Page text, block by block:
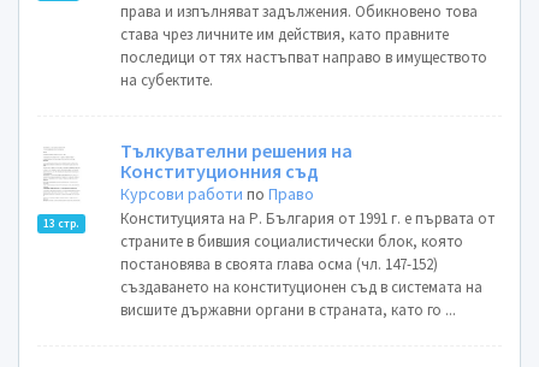
права и изпълняват задължения. Обикновено това
става чрез личните им действия, като правните
последици от тях настъпват направо в имуществото
на субектите.
13 стр.
Тълкувателни решения на
Конституционния съд
Курсови работи поПраво
Конституцията на Р. България от 1991 г. е първата от
страните в бившия социалистически блок, която
постановява в своята глава осма (чл. 147-152)
създаването на конституционен съд в системата на
висшите държавни органи в страната, като го ...